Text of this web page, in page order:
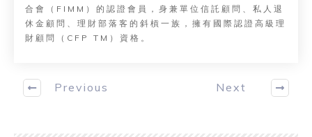
合會（FIMM）的認證會員，身兼單位信託顧問、私人退
休金顧問、理財部落客的斜槓一族，擁有國際認證高級理
財顧問（CFP TM）資格。
Previous Next